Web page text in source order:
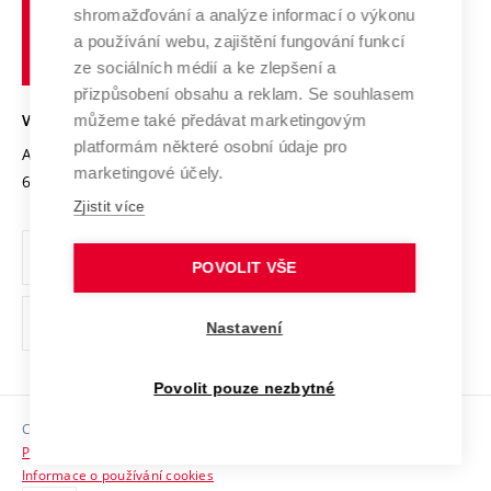
Transfer znalostí
Open Science
Projekty
Projekty ze strukturálních fondů
Specifický výzkum
Služby univerzity
Mezinárodní dohody
Univerzitní sítě
Udržitelná univerzita
Podnikavá univerzita / ContriBUTe
Bezpečná univerzita
Vyznamenání
Organizační struktura
Ochrana osobních údajů
odkaz)
Sociální bezpečí
HR Award
učení
technické
VYSOKÉ UČENÍ TECHNICKÉ V BRNĚ
Antonínská 548/1
602 00 Brno
www.vut.cz
vut@vutbr.cz
Copyright © 2026 VUT
Prohlášení o přístupnosti
Informace o používání cookies
shromažďování a analýze informací o výkonu
a používání webu, zajištění fungování funkcí
ze sociálních médií a ke zlepšení a
přizpůsobení obsahu a reklam. Se souhlasem
můžeme také předávat marketingovým
platformám některé osobní údaje pro
marketingové účely.
Zjistit více
POVOLIT VŠE
Nastavení
Povolit pouze nezbytné